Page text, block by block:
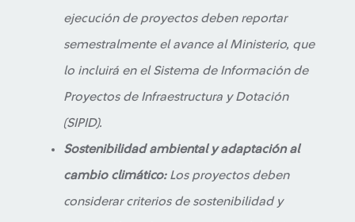
ejecución de proyectos deben reportar
semestralmente el avance al Ministerio, que
lo incluirá en el Sistema de Información de
Proyectos de Infraestructura y Dotación
(SIPID).
Sostenibilidad ambiental y adaptación al
cambio climático:Los proyectos deben
considerar criterios de sostenibilidad y